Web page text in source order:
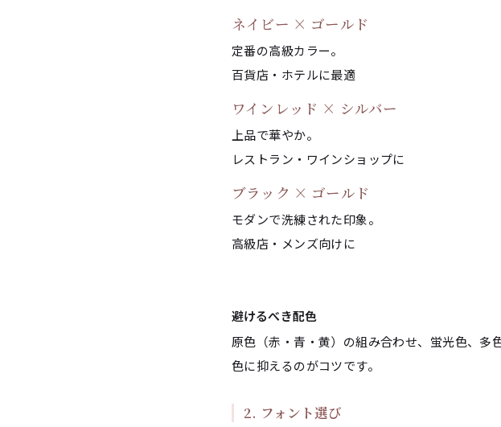
ネイビー × ゴールド
定番の高級カラー。
百貨店・ホテルに最適
ワインレッド × シルバー
上品で華やか。
レストラン・ワインショップに
ブラック × ゴールド
モダンで洗練された印象。
高級店・メンズ向けに
避けるべき配色
原色（赤・青・黄）の組み合わせ、蛍光色、
色に抑えるのがコツです。
2. フォント選び